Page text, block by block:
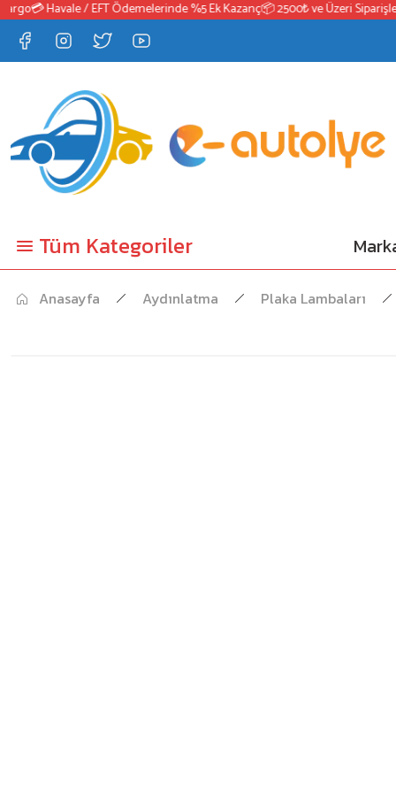
💳 Havale / EFT Ödemelerinde %5 Ek Kazanç📦 2500₺ ve Üzeri
Tüm Kategoriler
Anasayfa Aydınlatma Plaka Lambaları